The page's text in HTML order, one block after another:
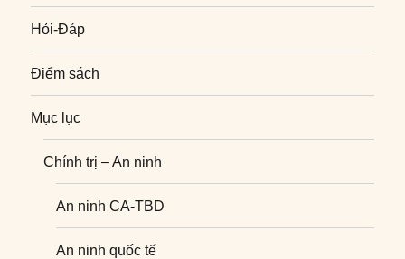
Hỏi-Đáp
Điểm sách
Mục lục
Chính trị – An ninh
An ninh CA-TBD
An ninh quốc tế